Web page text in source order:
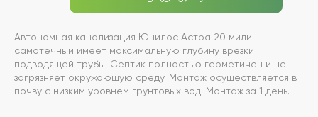
Автономная канализация Юнилос Астра 20 миди
самотечный имеет максимальную глубину врезки
подводящей трубы. Септик полностью герметичен и не
загрязняет окружающую среду. Монтаж осуществляется в
почву с низким уровнем грунтовых вод. Монтаж за 1 день.